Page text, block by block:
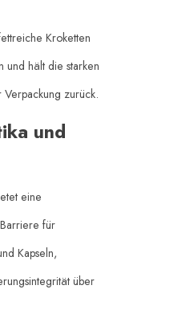
Kroketten
hält die starken
zurück.
und
eine
für
Kapseln,
über